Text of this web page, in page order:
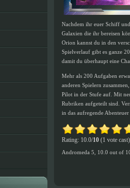
Nachdem ihr euer Schiff
Galaxien die ihr bereisen
Orion kannst du in den
Spielverlauf gibt es ganze
damit du überhaupt eine
Mehr als 200 Aufgaben
anderen Spielern
Pilot in der Stufe auf. Mit
Rubriken aufgeteilt sind.
in das aufregende
Rating: 10.0/10 (1 vote cast)
Andromeda 5 10.0 out of